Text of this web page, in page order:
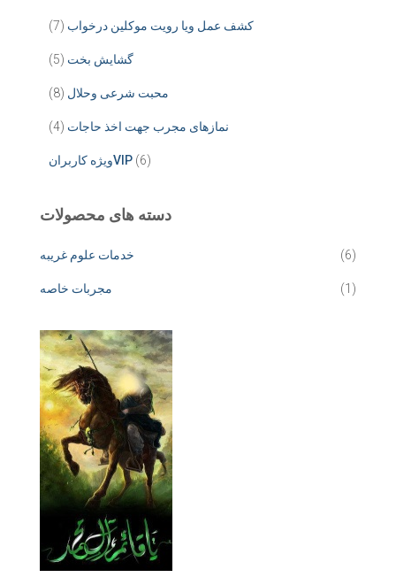
کشف عمل ویا رویت موکلین درخواب (7)
گشایش بخت (5)
محبت شرعی وحلال (8)
نمازهای مجرب جهت اخذ حاجات (4)
ویژه کاربرانVIP (6)
دسته های محصولات
خدمات علوم غریبه (6)
مجربات خاصه (1)